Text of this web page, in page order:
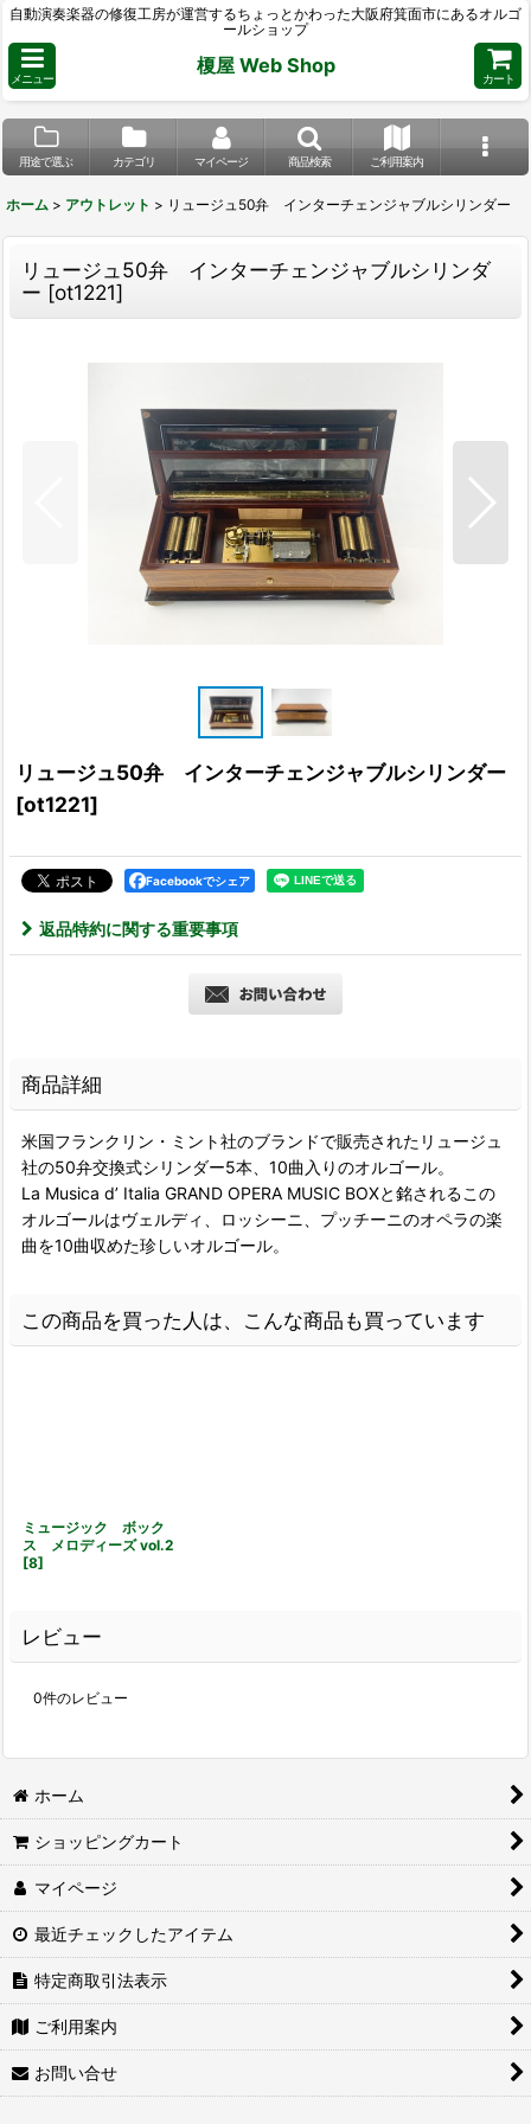
自動演奏楽器の修復工房が運営するちょっとかわった大阪府箕面市にあるオルゴ
ールショップ
メニュー
榎屋 Web Shop
カート
用途で選ぶ カテゴリ マイページ 商品検索 ご利用案内
ホーム > アウトレット > リュージュ50弁 インターチェンジャブルシリンダー
リュージュ50弁 インターチェンジャブルシリンダ
ー [ot1221]
リュージュ50弁 インターチェンジャブルシリンダー
[ot1221]
Facebookでシェア
返品特約に関する重要事項
商品詳細
米国フランクリン・ミント社のブランドで販売されたリュージュ
社の50弁交換式シリンダー5本、10曲入りのオルゴール。
La Musica d’ Italia GRAND OPERA MUSIC BOXと銘されるこの
オルゴールはヴェルディ、ロッシーニ、プッチーニのオペラの楽
曲を10曲収めた珍しいオルゴール。
この商品を買った人は、こんな商品も買っています
ミュージック ボック
ス メロディーズ vol.2
[8]
レビュー
0件のレビュー
ホーム
ショッピングカート
マイページ
最近チェックしたアイテム
特定商取引法表示
ご利用案内
お問い合せ